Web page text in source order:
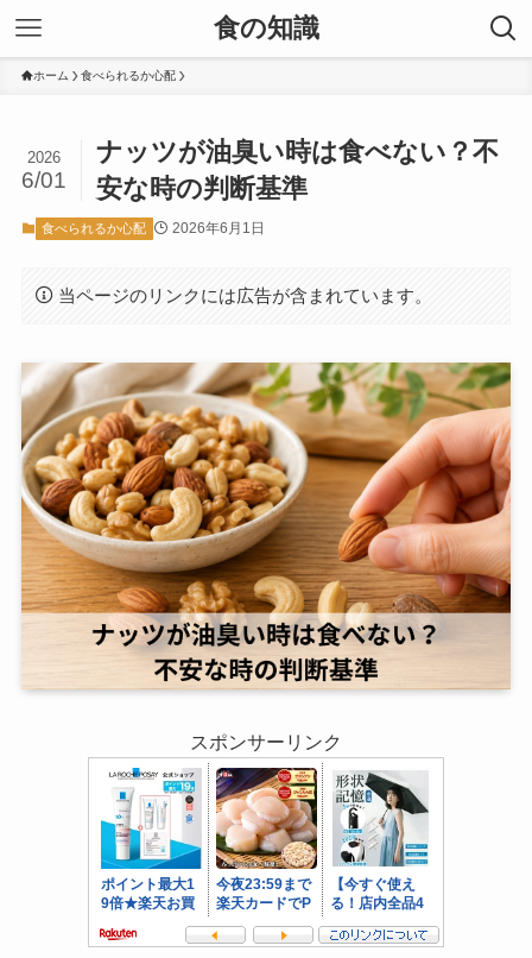
食の知識
ホーム 食べられるか心配
ナッツが油臭い時は食べない？不
安な時の判断基準
2026
6/01
食べられるか心配 2026年6月1日
当ページのリンクには広告が含まれています。
スポンサーリンク